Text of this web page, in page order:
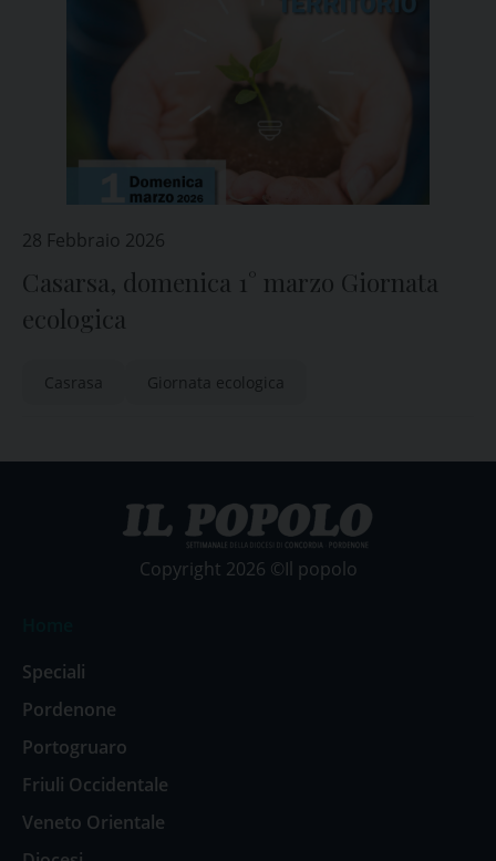
28 Febbraio 2026
Casarsa, domenica 1° marzo Giornata
ecologica
Casrasa Giornata ecologica
Copyright 2026 ©Il popolo
Speciali
Pordenone
Portogruaro
Friuli Occidentale
Veneto Orientale